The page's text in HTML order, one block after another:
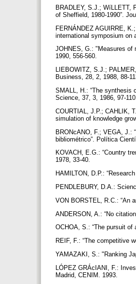
BRADLEY, S.J.; WíLLETT,
of Sheffield, 1980-1990”.
FERNÁNDEZ AGUIRRE,
international symposium on
JOHNES, G.: "Measures of
1990, 556-560.
LIEBOWITZ, S.J.;
Business, 28, 2, 1988, 88-
SMALL, H.: “The synthesis
Science, 37, 3, 1986, 97-110.
COURTIAL, J.P.; CAHLIK,
simulation of knowledge
BRONcANO, F.; VEGA, J.:
bibliométrico”. Política
KOVACH, E.G.: “Country
1978, 33-40.
HAMILTON, D.P.:
PENDLEBURY, D.A.:
VON BORSTEL, R.C.: “An
ANDERSON, A.: “No
OCHOA, S.: “The pursuit
REIF, F.: “The competitive
YAMAZAKI, S.: "Ranking
LÓPEZ GRÁcIANI, F.:
Madrid, CENIM. 1993.